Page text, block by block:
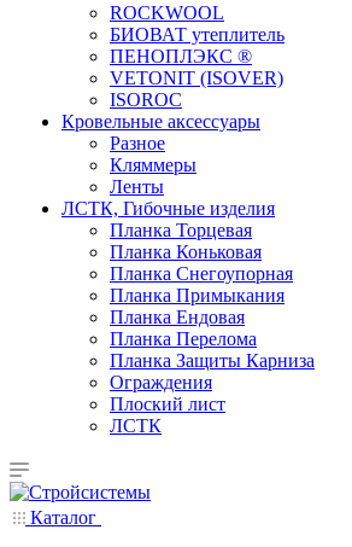
ROCKWOOL
БИОВАТ утеплитель
ПЕНОПЛЭКС ®
VETONIT (ISOVER)
ISOROC
Кровельные аксессуары
Разное
Кляммеры
Ленты
ЛСТК, Гибочные изделия
Планка Торцевая
Планка Коньковая
Планка Снегоупорная
Планка Примыкания
Планка Ендовая
Планка Перелома
Планка Защиты Карниза
Ограждения
Плоский лист
ЛСТК
Каталог